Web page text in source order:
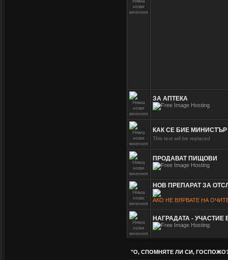
ЗА АПТЕКА
КАК СЕ БИЕ
This text will be replaced
ПРОДАВАТ ПИЩОВИ
НОВ ПРЕПАРАТ ЗА
АКО НЕ ВЯРВАТЕ НА
НАГРАДАТА -
"О, СПОМНЯТЕ ЛИ СИ,